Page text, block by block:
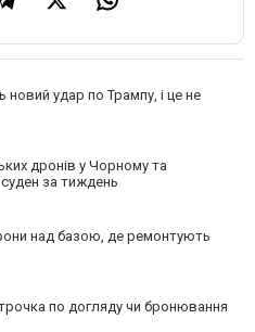
удар по Трампу, і це не
дронів у Чорному та
за тиждень
над базою, де ремонтують
по догляду чи бронювання